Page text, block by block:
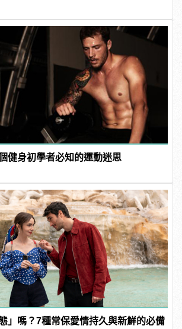
健身初學者必知的運動迷思
」嗎？7種常保愛情持久與新鮮的必備